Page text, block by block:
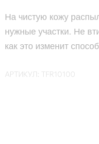
На чистую кожу
нужные участки. Не
как это изменит
АРТИКУЛ: TFR10100